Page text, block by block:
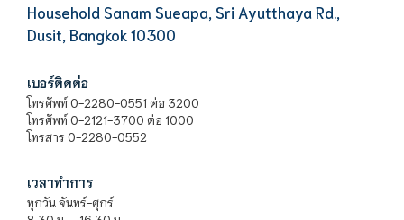
Household Sanam Sueapa, Sri Ayutthaya Rd.,
Dusit, Bangkok 10300
เบอร์ติดต่อ
โทรศัพท์ 0-2280-0551 ต่อ 3200
โทรศัพท์ 0-2121-3700 ต่อ 1000
โทรสาร 0-2280-0552
เวลาทำการ
ทุกวัน จันทร์-ศุกร์